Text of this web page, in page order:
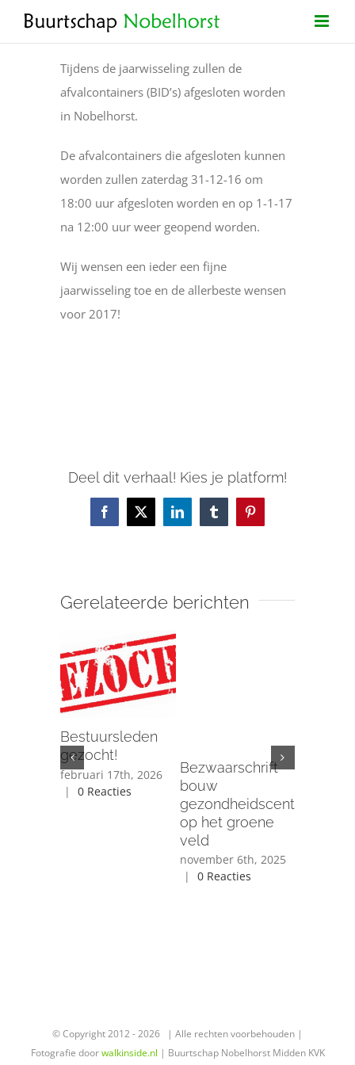
Tijdens de jaarwisseling zullen de
afvalcontainers (BID’s) afgesloten worden
in Nobelhorst.
De afvalcontainers die afgesloten kunnen
worden zullen zaterdag 31-12-16 om
18:00 uur afgesloten worden en op 1-1-17
na 12:00 uur weer geopend worden.
Wij wensen een ieder een fijne
jaarwisseling toe en de allerbeste wensen
voor 2017!
Deel dit verhaal! Kies je platform!
Facebook
X LinkedInTumblrPinterest
Gerelateerde berichten
Bestuursleden
gezocht!
februari 17th, 2026
|
0 Reacties
Bezwaarschrift
bouw
gezondheidscentrum
op het groene
veld
november 6th, 2025
|
0 Reacties
© Copyright 2012 -2026 | Alle rechten voorbehouden |
Fotografie doorwalkinside.nl | Buurtschap Nobelhorst Midden KVK